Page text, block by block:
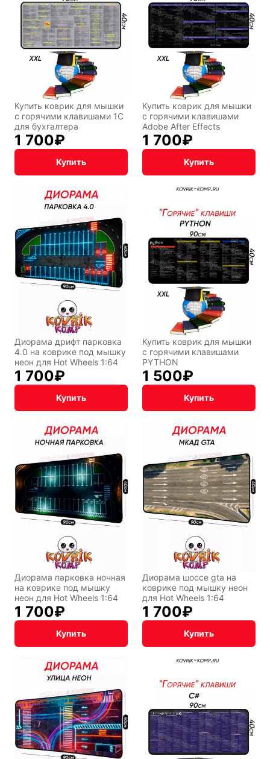
Купить коврик для мышки
с горячими клавишами 1С
для бухгалтера
1 700₽
Купить
Купить коврик для мышки
с горячими клавишами
Adobe After Effects
1 700₽
Купить
Диорама дрифт парковка
4.0 на коврике под мышку
неон для Hot Wheels 1:64
1 700₽
Купить
Купить коврик для мышки
с горячими клавишами
PYTHON
1 500₽
Купить
Диорама парковка ночная
на коврике под мышку
неон для Hot Wheels 1:64
1 700₽
Купить
Диорама шоссе gta на
коврике под мышку неон
для Hot Wheels 1:64
1 700₽
Купить